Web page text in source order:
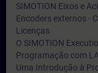
SIMOTION Eixos e
Encoders externos -
Licenças
O SIMOTION
Programação com
Uma Introdução à